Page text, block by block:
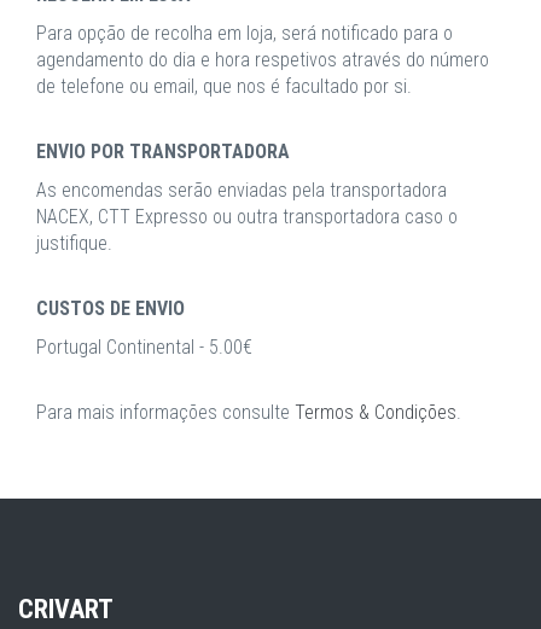
Para opção de recolha em loja, será notificado para o
agendamento do dia e hora respetivos através do número
de telefone ou email, que nos é facultado por si.
ENVIO POR TRANSPORTADORA
As encomendas serão enviadas pela transportadora
NACEX, CTT Expresso ou outra transportadora caso o
justifique.
CUSTOS DE ENVIO
Portugal Continental - 5.00€
Para mais informações consulte Termos & Condições.
CRIVART